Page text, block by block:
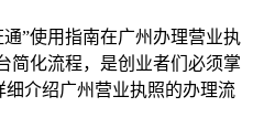
”使用指南在广州办理营业执
简化流程，是创业者们必须掌
介绍广州营业执照的办理流